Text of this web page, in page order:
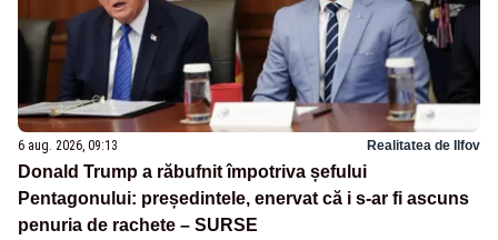
6 aug. 2026, 09:13 Realitatea de Ilfov
Donald Trump a răbufnit împotriva șefului
Pentagonului: președintele, enervat că i s-ar fi ascuns
penuria de rachete – SURSE